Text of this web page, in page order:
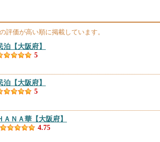
評価が高い順に掲載しています。
泊 【大阪府】
5
泊 【大阪府】
5
ＡＮＡ華 【大阪府】
4.75